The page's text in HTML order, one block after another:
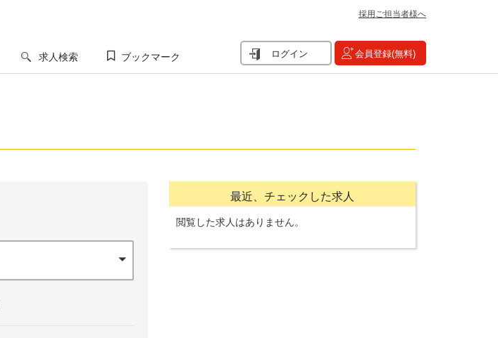
採用ご担当者様へ
求人検索 ブックマーク ログイン 会員登録(無料)
最近、チェックした求人
閲覧した求人はありません。